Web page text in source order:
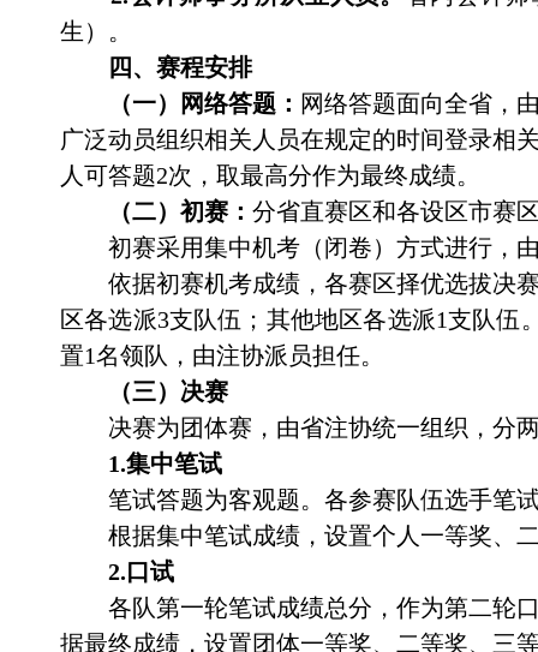
生）。
四、赛程安排
（一）网络答题： 网络答题面向全省，
广泛动员组织相关人员在规定的时间登录相
人可答题2次，取最高分作为最终成绩。
（二）初赛： 分省直赛区和各设区市赛
初赛采用集中机考（闭卷）方式进行，
依据初赛机考成绩， 各赛区择优选拔决
区各选派3支队伍；其他地区各选派1支队伍
置1名领队，由注协派员担任。
（三）决赛
决赛为团体赛，由省注协统一组织，分
1.集中笔试
笔试答题为客观题。各参赛队伍选手笔
根据集中笔试成绩， 设置个人一等奖、
2.口试
各队第一轮笔试成绩总分，作为第二轮
据最终成绩， 设置团体一等奖、二等奖、三